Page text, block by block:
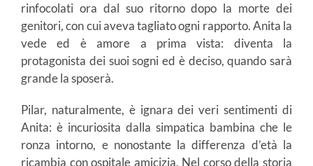
rinfocolati ora dal suo ritorno dopo la morte dei
genitori, con cui aveva tagliato ogni rapporto. Anita la
vede ed è amore a prima vista: diventa la
protagonista dei suoi sogni ed è deciso, quando sarà
grande la sposerà.
Pilar, naturalmente, è ignara dei veri sentimenti di
Anita: è incuriosita dalla simpatica bambina che le
ronza intorno, e nonostante la differenza d’età la
ricambia con ospitale amicizia. Nel corso della storia